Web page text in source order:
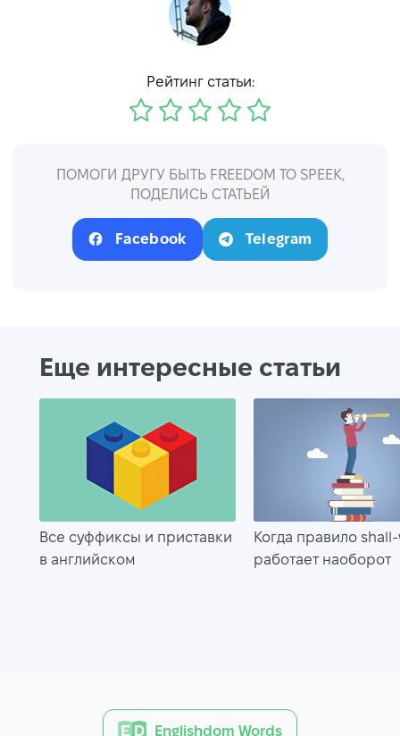
Рейтинг статьи:
ПОМОГИ ДРУГУ БЫТЬ FREEDOM TO SPEEK,
ПОДЕЛИСЬ СТАТЬЕЙ
Facebook Telegram
Еще интересные статьи
Все суффиксы и приставки
в английском
Когда правило
работает наоборот
Englishdom Words